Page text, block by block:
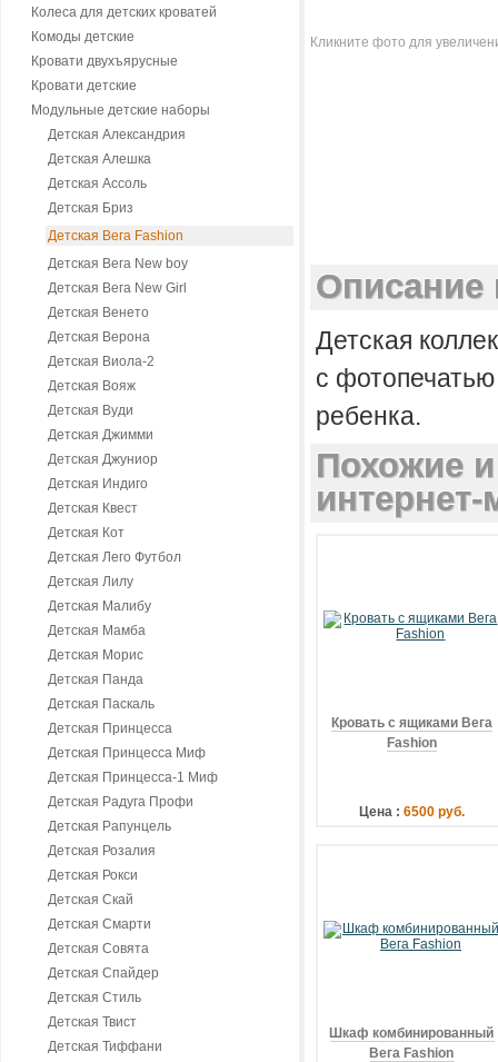
Колеса для детских кроватей
Комоды детские
Кровати двухъярусные
Кровати детские
Модульные детские наборы
Детская Александрия
Детская Алешка
Детская Ассоль
Детская Бриз
Детская Вега Fashion
Детская Вега New boy
Детская Вега New Girl
Детская Венето
Детская Верона
Детская Виола-2
Детская Вояж
Детская Вуди
Детская Джимми
Детская Джуниор
Детская Индиго
Детская Квест
Детская Кот
Детская Лего Футбол
Детская Лилу
Детская Малибу
Детская Мамба
Детская Морис
Детская Панда
Детская Паскаль
Детская Принцесса
Детская Принцесса Миф
Детская Принцесса-1 Миф
Детская Радуга Профи
Детская Рапунцель
Детская Розалия
Детская Рокси
Детская Скай
Детская Смарти
Детская Совята
Детская Спайдер
Детская Стиль
Детская Твист
Детская Тиффани
Кликните фото для
Описание
Детская
с
ребенка.
Похожие
интернет-
Кровать с ящиками Вега
Fashion
Цена : 6500 руб.
Шкаф комбинированный
Вега Fashion